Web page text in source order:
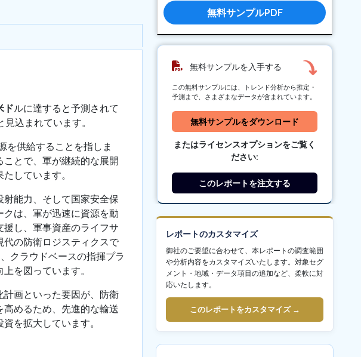
ドルに達すると予測されて
見込まれています。
を供給することを指しま
とで、軍が継続的な展開
しています。
能力、そして国家安全保
は、軍が迅速に資源を動
し、軍事資産のライフサ
の防衛ロジスティクスで
クラウドベースの指揮プラ
を図っています。
画といった要因が、防衛
めるため、先進的な輸送
を拡大しています。
無料サンプルPDF
無料サンプルを入手する
この無料サンプルには、トレンド分析から推定・
予測まで、さまざまなデータが含まれています。
無料サンプルをダウンロード
またはライセンスオプションをご覧く
ださい:
このレポートを注文する
レポートのカスタマイズ
御社のご要望に合わせて、本レポートの調査範囲
や分析内容をカスタマイズいたします。対象セグ
メント・地域・データ項目の追加など、柔軟に対
応いたします。
このレポートをカスタマイズ →